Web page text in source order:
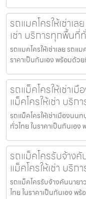
รถแมคโครให้เช่าเ
เช่า บริการทุกพื้นที่
รถแมคโครให้เช่าเลย รถแ
ราคาเป็นกันเอง พร้อมด้ว
รถแม็คโครให้เช่าเ
แม็คโครให้เช่า บริ
รถแม็คโครให้เช่าเมืองนน
ทั่วไทย ในราคาเป็นกันเอ
รถแม็คโครรับจ้าง
แม็คโครให้เช่า บริ
รถแม็คโครรับจ้างคันนายา
ไทย ในราคาเป็นกันเอง